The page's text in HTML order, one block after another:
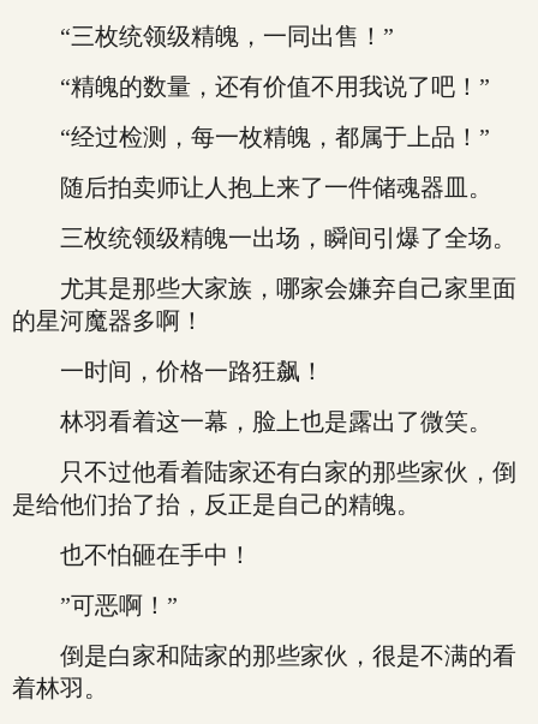
“三枚统领级精魄，一同出售！”
“精魄的数量，还有价值不用我说了吧！”
“经过检测，每一枚精魄，都属于上品！”
随后拍卖师让人抱上来了一件储魂器皿。
三枚统领级精魄一出场，瞬间引爆了全场。
尤其是那些大家族，哪家会嫌弃自己家里面
的星河魔器多啊！
一时间，价格一路狂飙！
林羽看着这一幕，脸上也是露出了微笑。
只不过他看着陆家还有白家的那些家伙，倒
是给他们抬了抬，反正是自己的精魄。
也不怕砸在手中！
”可恶啊！”
倒是白家和陆家的那些家伙，很是不满的看
着林羽。